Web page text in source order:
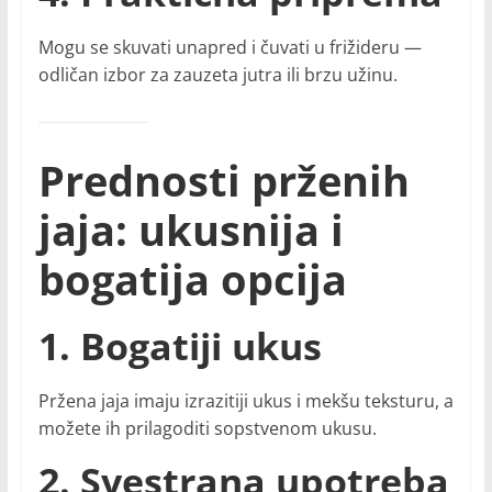
Mogu se skuvati unapred i čuvati u frižideru —
odličan izbor za zauzeta jutra ili brzu užinu.
Prednosti prženih
jaja: ukusnija i
bogatija opcija
1. Bogatiji ukus
Pržena jaja imaju izrazitiji ukus i mekšu teksturu, a
možete ih prilagoditi sopstvenom ukusu.
2. Svestrana upotreba